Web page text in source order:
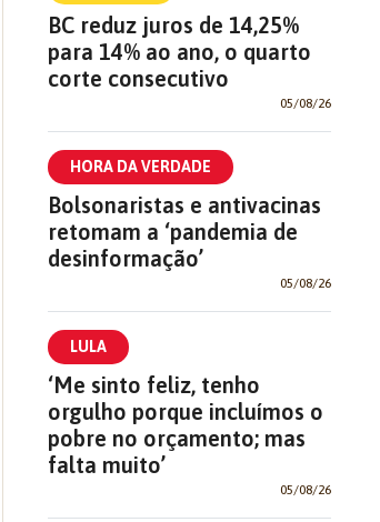
BC reduz juros de 14,25%
para 14% ao ano, o quarto
corte consecutivo
05/08/26
HORA DA VERDADE
Bolsonaristas e antivacinas
retomam a ‘pandemia de
desinformação’
05/08/26
LULA
‘Me sinto feliz, tenho
orgulho porque incluímos o
pobre no orçamento; mas
falta muito’
05/08/26